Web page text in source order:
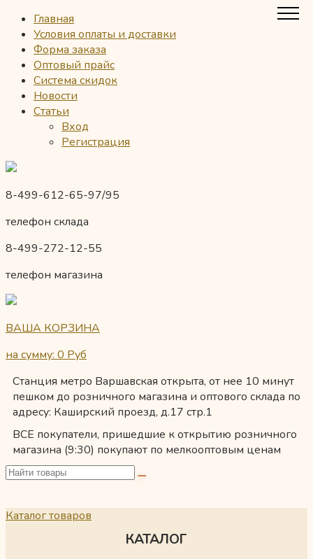
Главная
Условия оплаты и доставки
Форма заказа
Оптовый прайс
Система скидок
Новости
Статьи
Вход
Регистрация
8-499-612-65-97/95
телефон склада
8-499-272-12-55
телефон магазина
ВАША КОРЗИНА
на сумму: 0 Руб
Станция метро Варшавская открыта, от нее 10 минут
пешком до розничного магазина и оптового склада по
адресу: Каширский проезд, д.17 стр.1
ВСЕ покупатели, пришедшие к открытию розничного
магазина (9:30) покупают по мелкооптовым ценам
Каталог товаров
КАТАЛОГ